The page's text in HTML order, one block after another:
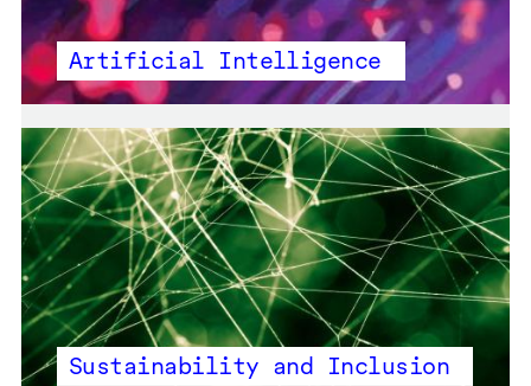
Artificial Intelligence
Sustainability and Inclusion